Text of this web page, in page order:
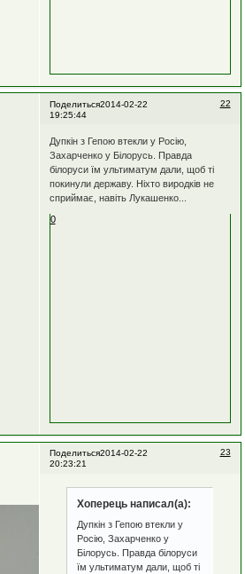
Поделиться 22
2014-02-22
19:25:44
Дупкін з Гепою втекли у Росію,
Захарченко у Білорусь. Правда
білоруси їм ультиматум дали, щоб ті
покинули державу. Ніхто виродків не
сприймає, навіть Лукашенко...
0
Поделиться 23
2014-02-22
20:23:21
Хоперець написал(а):
Дупкін з Гепою втекли у
Росію, Захарченко у
Білорусь. Правда білоруси
їм ультиматум дали, щоб ті